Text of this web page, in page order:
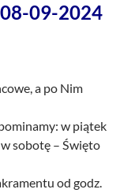
09-2024
a po Nim
w piątek
sobotę – Święto
od godz.